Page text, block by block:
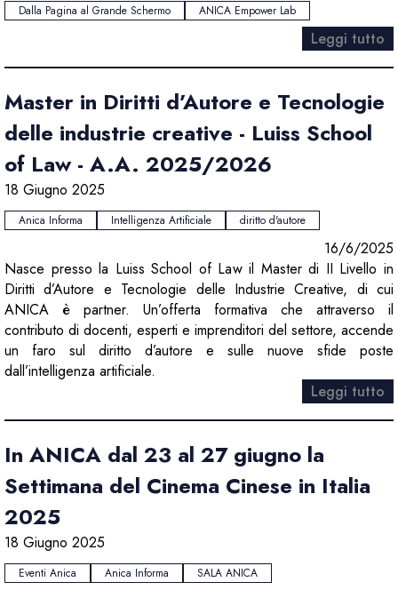
Dalla Pagina al Grande Schermo
ANICA Empower Lab
Leggi tutto
Master in Diritti d’Autore e Tecnologie
delle industrie creative - Luiss School
of Law - A.A. 2025/2026
18 Giugno 2025
Anica Informa Intelligenza Artificiale diritto d'autore
16/6/2025
Nasce presso la Luiss School of Law il Master di II Livello in
Diritti d’Autore e Tecnologie delle Industrie Creative, di cui
ANICA è partner. Un’offerta formativa che attraverso il
contributo di docenti, esperti e imprenditori del settore, accende
un faro sul diritto d’autore e sulle nuove sfide poste
dall’intelligenza artificiale.
Leggi tutto
In ANICA dal 23 al 27 giugno la
Settimana del Cinema Cinese in Italia
2025
18 Giugno 2025
Eventi Anica Anica Informa SALA ANICA